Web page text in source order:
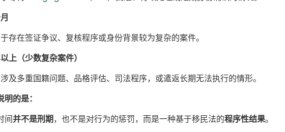
存在签证争议、复核程序或身份背景较为复杂的案件。
上（少数复杂案件）
及多重国籍问题、品格评估、司法程序，或遣返长期无法执行的情形。
的是：
间并不是刑期，也不是对行为的惩罚，而是一种基于移民法的程序性结果。